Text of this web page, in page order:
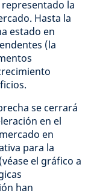
la
Hasta la
estado en
(la
se cerrará
en el
en
para la
el gráfico a
han